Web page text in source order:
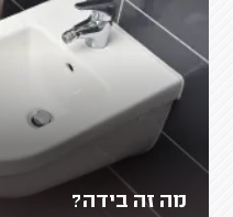
מה זה בידה?